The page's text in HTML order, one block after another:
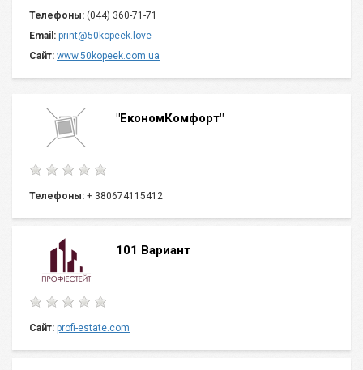
Телефоны: (044) 360-71-71
Email: print@50kopeek.love
Сайт: www.50kopeek.com.ua
"ЕкономКомфорт"
Телефоны: + 380674115412
101 Вариант
Сайт: profi-estate.com